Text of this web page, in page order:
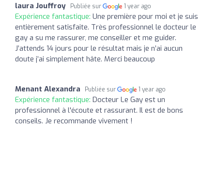
laura Jouffroy Publiée sur 1 year ago
Expérience fantastique: Une première pour moi et je suis
entièrement satisfaite. Très professionnel le docteur le
gay a su me rassurer, me conseiller et me guider.
J’attends 14 jours pour le résultat mais je n’ai aucun
doute j’ai simplement hâte. Merci beaucoup
Menant Alexandra Publiée sur 1 year ago
Expérience fantastique: Docteur Le Gay est un
professionnel à l'écoute et rassurant. Il est de bons
conseils. Je recommande vivement !